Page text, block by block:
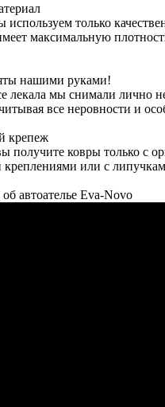
только
максимальную
нашими руками!
лекала мы снимали лично
все неровности и
крепеж
получите ковры только с
или с
автоателье Eva-Novo